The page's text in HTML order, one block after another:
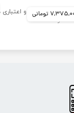
تومانی